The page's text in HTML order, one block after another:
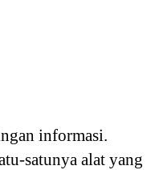
informasi.
satunya alat yang